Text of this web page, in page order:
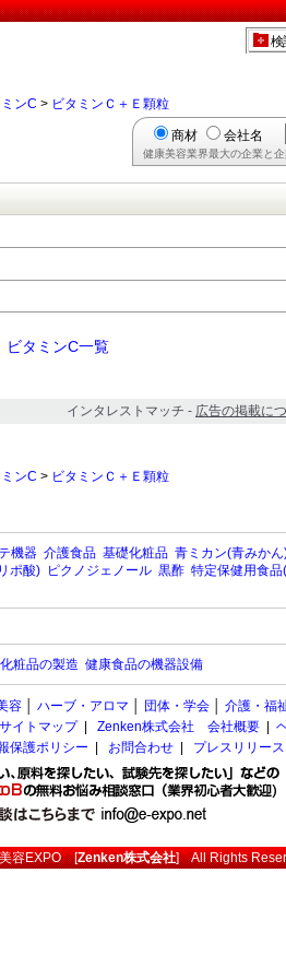
検
ンC > ビタミンＣ＋Ｅ顆粒
商材 会社名
健康美容業界最大の企業と
ビタミンC一覧
インタレストマッチ - 広告の掲載に
ンC > ビタミンＣ＋Ｅ顆粒
機器 介護食品 基礎化粧品 青ミカン(青みかん
ポ酸) ピクノジェノール 黒酢 特定保健用食品
粧品の製造 健康食品の機器設備
容 ハーブ・アロマ 団体・学会 介護・福
サイトマップ| Zenken株式会社 会社概要
保護ポリシー お問合わせ プレスリリー
容EXPO[Zenken株式会社] All Rights